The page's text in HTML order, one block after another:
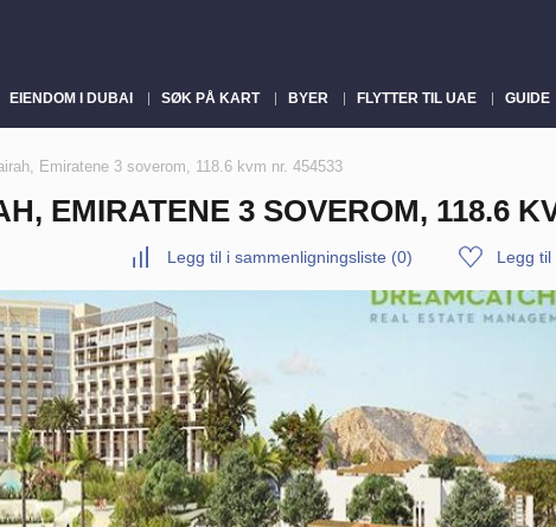
EIENDOM I DUBAI SØK PÅ KART BYER FLYTTER TIL UAE GUIDE
Emiratene 3 soverom, 118.6 kvm nr. 454533
EMIRATENE 3 SOVEROM, 118.6
Legg til i sammenligningsliste (0) Legg til